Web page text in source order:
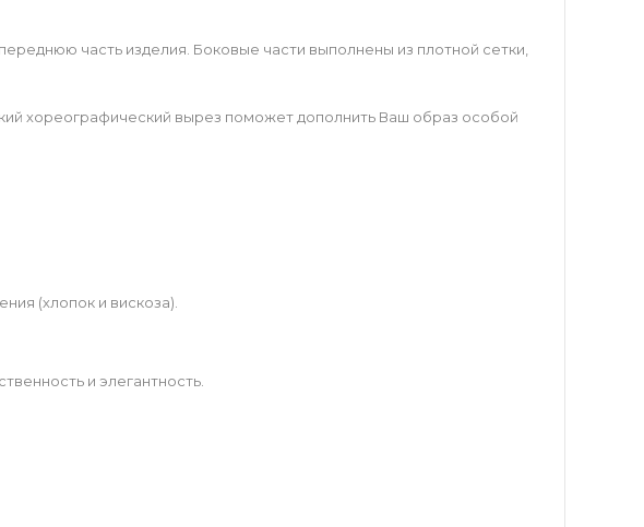
часть изделия. Боковые части выполнены из плотной сетки,
хореографический вырез поможет дополнить Ваш образ особой
(хлопок и вискоза).
и элегантность.